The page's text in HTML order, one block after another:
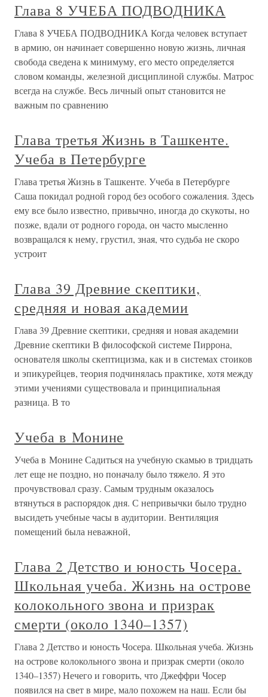
Глава 8 УЧЕБА ПОДВОДНИКА
Глава 8 УЧЕБА ПОДВОДНИКА Когда человек вступает
в армию, он начинает совершенно новую жизнь, личная
свобода сведена к минимуму, его место определяется
словом команды, железной дисциплиной службы. Матрос
всегда на службе. Весь личный опыт становится не
важным по сравнению
Глава третья Жизнь в Ташкенте.
Учеба в Петербурге
Глава третья Жизнь в Ташкенте. Учеба в Петербурге
Саша покидал родной город без особого сожаления. Здесь
ему все было известно, привычно, иногда до скукоты, но
позже, вдали от родного города, он часто мысленно
возвращался к нему, грустил, зная, что судьба не скоро
устроит
Глава 39 Древние скептики,
средняя и новая академии
Глава 39 Древние скептики, средняя и новая академии
Древние скептики В философской системе Пиррона,
основателя школы скептицизма, как и в системах стоиков
и эпикурейцев, теория подчинялась практике, хотя между
этими учениями существовала и принципиальная
разница. В то
Учеба в Монине
Учеба в Монине Садиться на учебную скамью в тридцать
лет еще не поздно, но поначалу было тяжело. Я это
прочувствовал сразу. Самым трудным оказалось
втянуться в распорядок дня. С непривычки было трудно
высидеть учебные часы в аудитории. Вентиляция
помещений была неважной,
Глава 2 Детство и юность Чосера.
Школьная учеба. Жизнь на острове
колокольного звона и призрак
смерти (около 1340–1357)
Глава 2 Детство и юность Чосера. Школьная учеба. Жизнь
на острове колокольного звона и призрак смерти (около
1340–1357) Нечего и говорить, что Джеффри Чосер
появился на свет в мире, мало похожем на наш. Если бы